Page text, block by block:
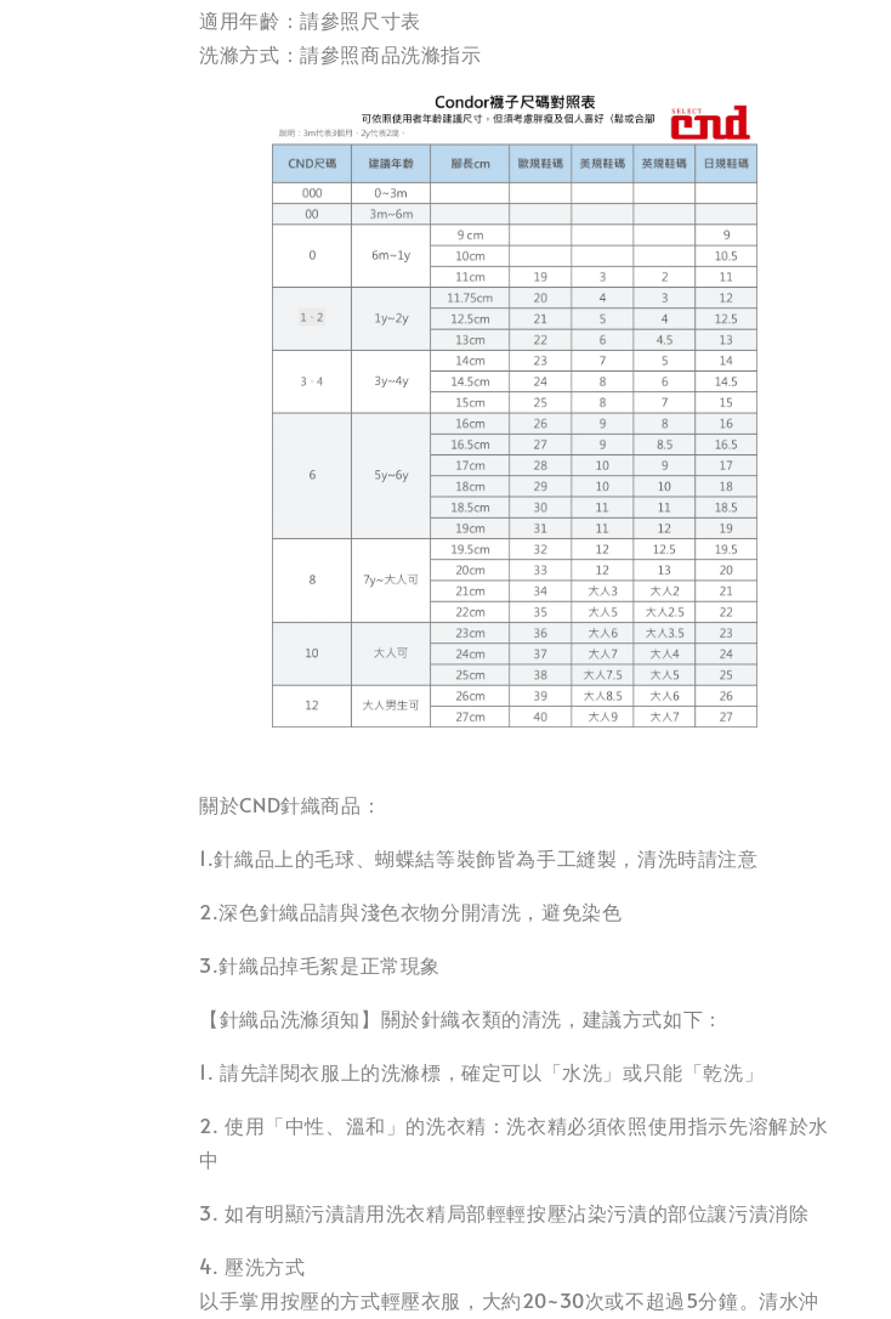
適用年齡：請參照尺寸表
洗滌方式：請參照商品洗滌指示
關於CND針織商品：
1.針織品上的毛球、蝴蝶結等裝飾皆為手工縫製，清洗時請注意
2.深色針織品請與淺色衣物分開清洗，避免染色
3.針織品掉毛絮是正常現象
【針織品洗滌須知】關於針織衣類的清洗，建議方式如下：
1. 請先詳閱衣服上的洗滌標，確定可以「水洗」或只能「乾洗」
2. 使用「中性、溫和」的洗衣精：洗衣精必須依照使用指示先溶解於水
中
3. 如有明顯污漬請用洗衣精局部輕輕按壓沾染污漬的部位讓污漬消除
4. 壓洗方式
以手掌用按壓的方式輕壓衣服，大約20~30次或不超過5分鐘。清水沖